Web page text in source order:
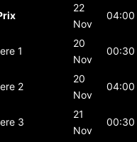
22
Nov
04:00
1
20
Nov
00:30
2
20
Nov
04:00
3
21
Nov
00:30